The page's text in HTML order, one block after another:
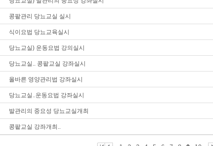
콩팥관리 당뇨교실 실시
식이요법 당뇨교육실시
당뇨교실) 운동요법 강의실시
당뇨교실.. 콩팥교실 강좌실시
올바른 영양관리법 강좌실시
당뇨교실..운동요법 강좌실시
발관리의 중요성 당뇨교실개최
콩팥교실 강좌개최..